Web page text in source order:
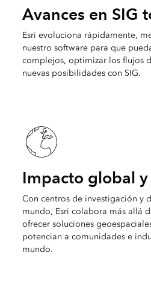
Avances en SIG
Esri evoluciona rápidamente,
nuestro software para que
complejos, optimizar los flujos
nuevas posibilidades con SIG.
Impacto global
Con centros de investigación y
mundo, Esri colabora más allá
ofrecer soluciones
potencian a comunidades e
mundo.